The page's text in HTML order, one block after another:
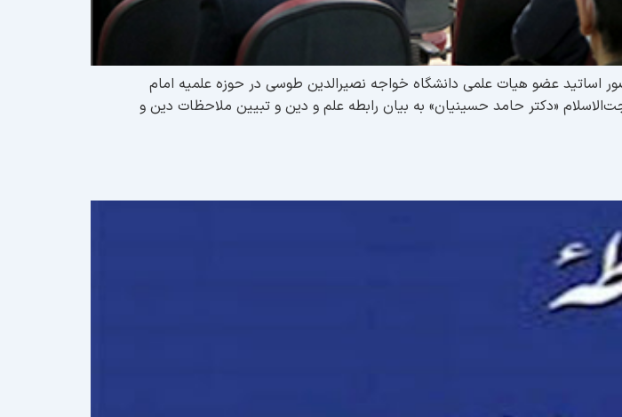
دین، تکنولوژی» با حضور اساتید عضو هیات علمی دانشگاه خواجه نصیرالدین طوسی در حوزه علمیه امام
«دکتر حامد حسینیان» به بیان رابطه علم و دین و تبیین ملاحظات دین و